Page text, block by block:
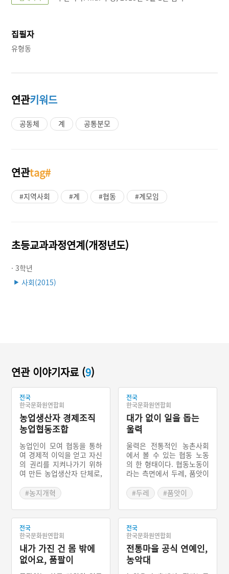
집필자
유형동
연관키워드
공동체 계 공통분모
연관tag#
#지역사회 #계 #협동 #계모임
초등교과과정연계(개정년도)
· 3학년
▶ 사회(2015)
연관 이야기자료 (9)
전국
한국문화원연합회
농업생산자 경제조직
농업협동조합
농업인이 모여 협동을 통하
여 경제적 이익을 얻고 자신
의 권리를 지켜나가기 위하
여 만든 농업생산자 단체로,
산농산물 판매, 필요자금 조
달 등 가입 조합원의 경제활
동과 관련된 사업을 하고 있
다. 또한 민주적으로 운영되
는 조직으로, 최대 이윤을
목적으로 운영되는 주식회
사와는 근본적으로 다르다.
#농지개혁
#농업생산자
#경제조직
전국
한국문화원연합회
대가 없이 일을 돕는
울력
울력은 전통적인 농촌사회
에서 볼 수 있는 협동 노동
의 한 형태이다. 협동노동이
라는 측면에서 두레, 품앗이
울력의 경우는 대가 없이 무
보수로 다른 집의 일을 해준
다는 점에서 특징적이다. 일
손이 모자라는 집에 시기를
다투는 일이 있을 때 울력으
로 일을 처리한다. 이때 노
동의 형태는 집약적인 노동
력이 투입되어야 하는 모든
일에 해당된다.
#두레
#품앗이
전국
한국문화원연합회
내가 가진 건 몸 밖에
없어요, 품팔이
전국
한국문화원연합회
전통마을 공식 연예인,
농악대